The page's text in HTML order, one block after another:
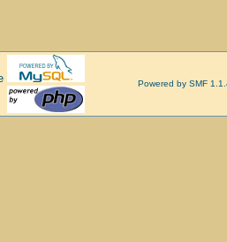
Powered by SMF